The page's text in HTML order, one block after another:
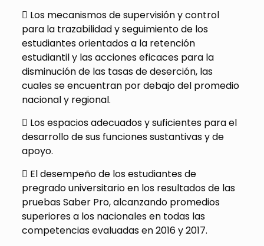
 Los mecanismos de supervisión y control
para la trazabilidad y seguimiento de los
estudiantes orientados a la retención
estudiantil y las acciones eficaces para la
disminución de las tasas de deserción, las
cuales se encuentran por debajo del promedio
nacional y regional.
 Los espacios adecuados y suficientes para el
desarrollo de sus funciones sustantivas y de
apoyo.
 El desempeño de los estudiantes de
pregrado universitario en los resultados de las
pruebas Saber Pro, alcanzando promedios
superiores a los nacionales en todas las
competencias evaluadas en 2016 y 2017.